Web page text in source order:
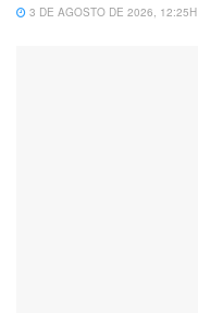
3 DE AGOSTO DE 2026, 12:25H